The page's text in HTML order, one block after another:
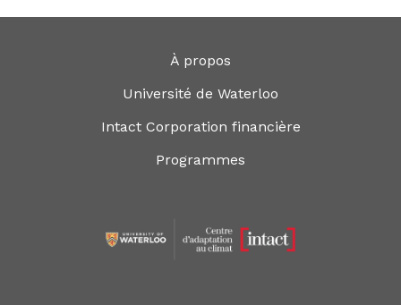
À propos
Université de Waterloo
Intact Corporation financière
Programmes